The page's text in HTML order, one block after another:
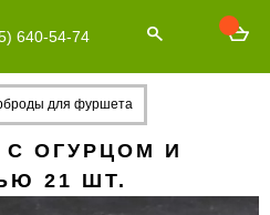
640-54-74
для фуршета
С ОГУРЦОМ И
21 ШТ.